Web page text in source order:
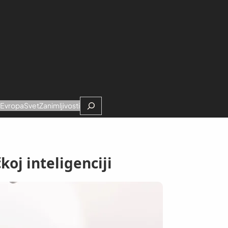
EvropaSvetZanimljivostiSearch
inteligenciji